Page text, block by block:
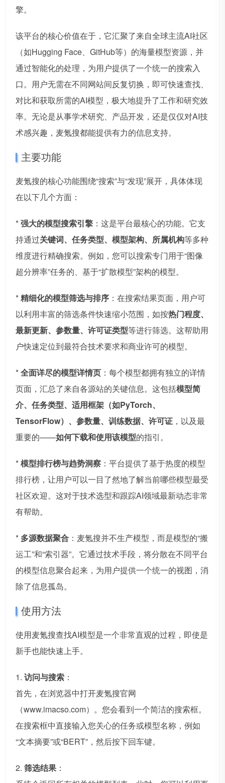
擎。
该平台的核心价值在于，它汇聚了来自全球主流AI社区
（如Hugging Face、GitHub等）的海量模型资源，并
通过智能化的处理，为用户提供了一个统一的搜索入
口。用户无需在不同网站间反复切换，即可快速查找、
对比和获取所需的AI模型，极大地提升了工作和研究效
率。无论是从事学术研究、产品开发，还是仅仅对AI技
术感兴趣，麦氪搜都能提供有力的信息支持。
主要功能
麦氪搜的核心功能围绕“搜索”与“发现”展开，具体体现
在以下几个方面：
*强大的模型搜索引擎 ：这是平台最核心的功能。它支
持通过关键词、任务类型、模型架构、所属机构等多种
维度进行精确搜索。例如，您可以搜索专门用于“图像
超分辨率”任务的、基于“扩散模型”架构的模型。
*精细化的模型筛选与排序 ：在搜索结果页面，用户可
以利用丰富的筛选条件快速缩小范围，如按热门程度、
最新更新、参数量、许可证类型等进行筛选。这帮助用
户快速定位到最符合技术要求和商业许可的模型。
*全面详尽的模型详情页 ：每个模型都拥有独立的详情
页面，汇总了来自各源站的关键信息。这包括模型简
介、任务类型、适用框架（如PyTorch、
TensorFlow）、参数量、训练数据、许可证 ，以及最
重要的——如何下载和使用该模型的指引。
*模型排行榜与趋势洞察 ：平台提供了基于热度的模型
排行榜，让用户可以一目了然地了解当前哪些模型最受
社区欢迎。这对于技术选型和跟踪AI领域最新动态非常
有帮助。
* 多源数据聚合 ：麦氪搜并不生产模型，而是模型的“搬
运工”和“索引器”。它通过技术手段，将分散在不同平台
的模型信息聚合起来，为用户提供一个统一的视图，消
除了信息孤岛。
使用方法
使用麦氪搜查找AI模型是一个非常直观的过程，即使是
新手也能快速上手。
1. 访问与搜索 ：
首先，在浏览器中打开麦氪搜官网
（www.imacso.com）。您会看到一个简洁的搜索框。
在搜索框中直接输入您关心的任务或模型名称，例如
“文本摘要”或“BERT”，然后按下回车键。
2. 筛选结果 ：